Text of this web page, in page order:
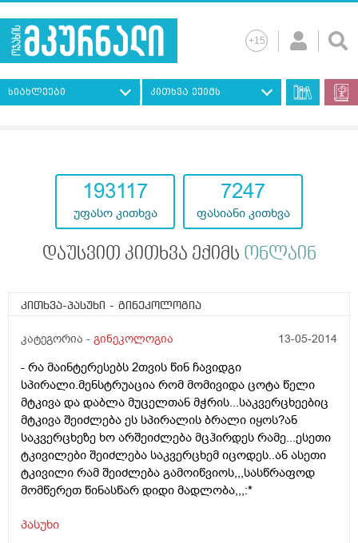
სიახლეები კითხვა ექიმს
193117
უფასო კითხვა
7247
ფასიანი კითხვა
დაუსვით კითხვა ექიმს ონლაინ
კითხვა-პასუხი - გინეკოლოგია
კატეგორია - გინეკოლოგია 13-05-2014
- რა მაინტერესებს 2თვის წინ ჩავიდგი
სპირალი.მენსტრუაცია რომ მომივიდა ცოტა წელი
მტკივა და დაბლა მუცელთან მჭრის...საკვერცხეებიც
მტკივა შეიძლება ეს სპირალის ბრალი იყოს?ან
საკვერცხეზე ხო არშეიძლება მცჰირდეს რამე...ესეთი
ტკივილები შეიძლება საკვერცხემ იცოდეს..ან ასეთი
ტკივილი რამ შეიძლება გამოიწვიოს,,,სასწრაფოდ
მომწერეთ წინასწარ დიდი მადლობა,,,:*
პასუხი